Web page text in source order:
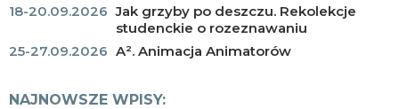
18-20.09.2026 Jak grzyby po deszczu. Rekolekcje
studenckie o rozeznawaniu
25-27.09.2026 A². Animacja Animatorów
NAJNOWSZE WPISY: